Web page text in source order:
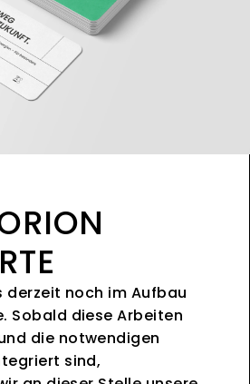
derzeit noch im Aufbau
Sobald diese Arbeiten
die notwendigen
sind,